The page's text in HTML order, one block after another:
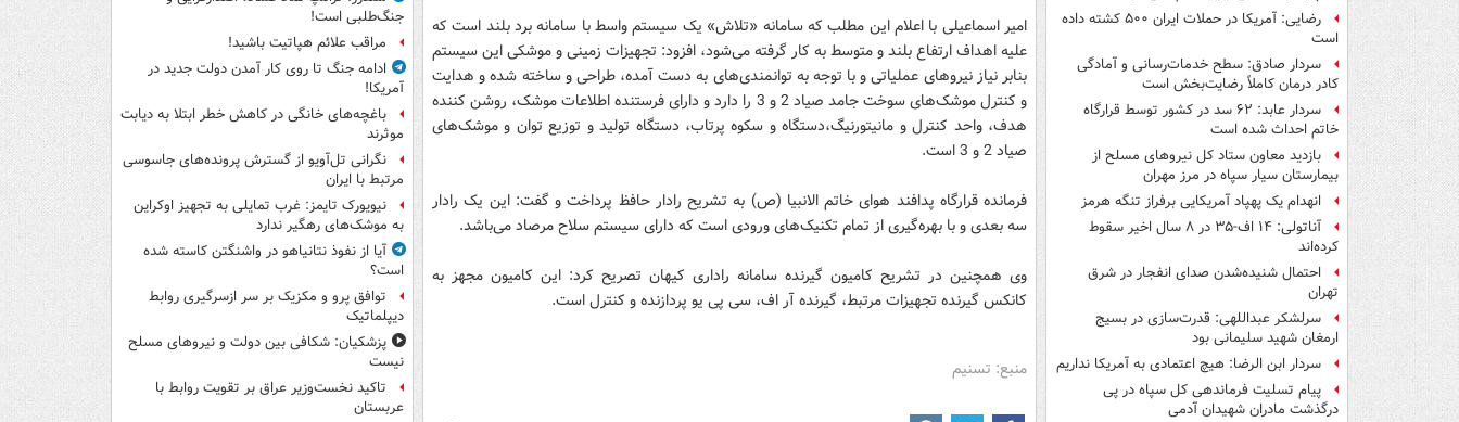
رضایی: آمریکا در حملات ایران ۵۰۰ کشته داده
است
سردار صادق: سطح خدمات‌رسانی و آمادگی
کادر درمان کاملاً رضایت‌بخش است
سردار عابد: ۶۲ سد در کشور توسط قرارگاه
خاتم احداث شده است
بازدید معاون ستاد کل نیروهای مسلح از
بیمارستان سیار سپاه در مرز مهران
انهدام یک پهپاد آمریکایی برفراز تنگه هرمز
آناتولی: ۱۴ اف-۳۵ در ۸ سال اخیر سقوط
کرده‌اند
احتمال شنیده‌شدن صدای انفجار در شرق
تهران
سرلشکر عبداللهی: قدرت‌سازی در بسیج
ارمغان شهید سلیمانی بود
سردار ابن الرضا: هیچ اعتمادی به آمریکا نداریم
پیام تسلیت فرماندهی کل سپاه در پی
درگذشت مادران شهیدان آدمی
امیر اسماعیلی با اعلام این مطلب که سامانه «تلاش» یک سیستم واسط با سامانه برد بلند است که
علیه اهداف ارتفاع بلند و متوسط به کار گرفته می‌شود، افزود: تجهیزات زمینی و موشکی این سیستم
بنابر نیاز نیروهای عملیاتی و با توجه به توانمندی‌های به دست آمده، طراحی و ساخته شده و هدایت
و کنترل موشک‌های سوخت جامد صیاد 2 و 3 را دارد و دارای فرستنده اطلاعات موشک، روشن کننده
هدف، واحد کنترل و مانیتورنیگ،‌دستگاه و سکوه پرتاب، دستگاه تولید و توزیع توان و موشک‌های
صیاد 2 و 3 است.
فرمانده قرارگاه پدافند هوای خاتم الانبیا (ص) به تشریح رادار حافظ پرداخت و گفت: این یک رادار
سه بعدی و با بهره‌گیری از تمام تکنیک‌های ورودی است که دارای سیستم سلاح مرصاد می‌باشد.
وی همچنین در تشریح کامیون گیرنده سامانه راداری کیهان تصریح کرد: این کامیون مجهز به
کانکس گیرنده تجهیزات مرتبط، گیرنده آر اف، سی پی یو پردازنده و کنترل است.
منبع: تسنیم
جنگ‌طلبی است!
مراقب علائم هپاتیت باشید!
ادامه جنگ تا روی کار آمدن دولت جدید در
آمریکا!
باغچه‌های خانگی در کاهش خطر ابتلا به دیابت
موثرند
نگرانی تل‌آویو از گسترش پرونده‌های جاسوسی
مرتبط با ایران
نیویورک تایمز: غرب تمایلی به تجهیز اوکراین
به موشک‌های رهگیر ندارد
آیا از نفوذ نتانیاهو در واشنگتن کاسته شده
است؟
توافق پرو و مکزیک بر سر ازسرگیری روابط
دیپلماتیک
پزشکیان: شکافی بین دولت و نیروهای مسلح
نیست
تاکید نخست‌وزیر عراق بر تقویت روابط با
عربستان